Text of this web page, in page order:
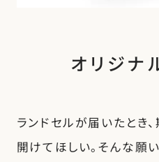
オリジナ
ランドセルが届いたとき
開けてほしい。そんな願